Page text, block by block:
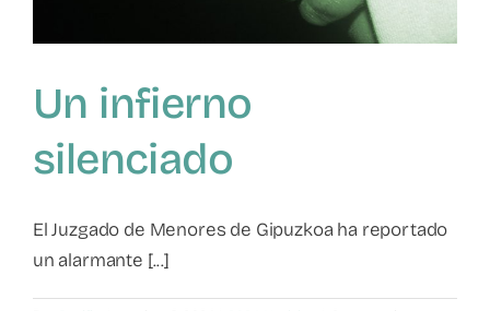
Un infierno
silenciado
El Juzgado de Menores de Gipuzkoa ha reportado
un alarmante [...]